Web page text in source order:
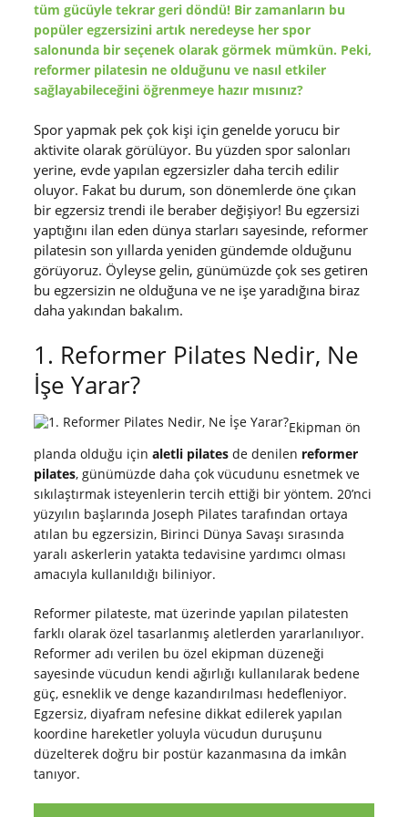
tüm gücüyle tekrar geri döndü! Bir zamanların bu
popüler egzersizini artık neredeyse her spor
salonunda bir seçenek olarak görmek mümkün. Peki,
reformer pilatesin ne olduğunu ve nasıl etkiler
sağlayabileceğini öğrenmeye hazır mısınız?
Spor yapmak pek çok kişi için genelde yorucu bir
aktivite olarak görülüyor. Bu yüzden spor salonları
yerine, evde yapılan egzersizler daha tercih edilir
oluyor. Fakat bu durum, son dönemlerde öne çıkan
bir egzersiz trendi ile beraber değişiyor! Bu egzersizi
yaptığını ilan eden dünya starları sayesinde, reformer
pilatesin son yıllarda yeniden gündemde olduğunu
görüyoruz. Öyleyse gelin, günümüzde çok ses getiren
bu egzersizin ne olduğuna ve ne işe yaradığına biraz
daha yakından bakalım.
1. Reformer Pilates Nedir, Ne
İşe Yarar?
Ekipman ön
planda olduğu içinaletli pilates de denilen reformer
pilates, günümüzde daha çok vücudunu esnetmek ve
sıkılaştırmak isteyenlerin tercih ettiği bir yöntem. 20’nci
yüzyılın başlarında Joseph Pilates tarafından ortaya
atılan bu egzersizin, Birinci Dünya Savaşı sırasında
yaralı askerlerin yatakta tedavisine yardımcı olması
amacıyla kullanıldığı biliniyor.
Reformer pilateste, mat üzerinde yapılan pilatesten
farklı olarak özel tasarlanmış aletlerden yararlanılıyor.
Reformer adı verilen bu özel ekipman düzeneği
sayesinde vücudun kendi ağırlığı kullanılarak bedene
güç, esneklik ve denge kazandırılması hedefleniyor.
Egzersiz, diyafram nefesine dikkat edilerek yapılan
koordine hareketler yoluyla vücudun duruşunu
düzelterek doğru bir postür kazanmasına da imkân
tanıyor.